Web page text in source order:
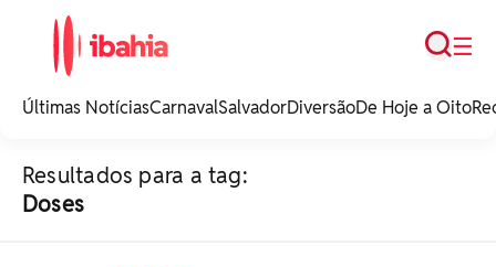
noticias e
☰
Busca
Últimas NotíciasCarnavalSalvadorDiversãoDe Hoje a Oito
Resultados para a tag:
Doses